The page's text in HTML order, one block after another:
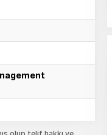
olup telif hakkı ve